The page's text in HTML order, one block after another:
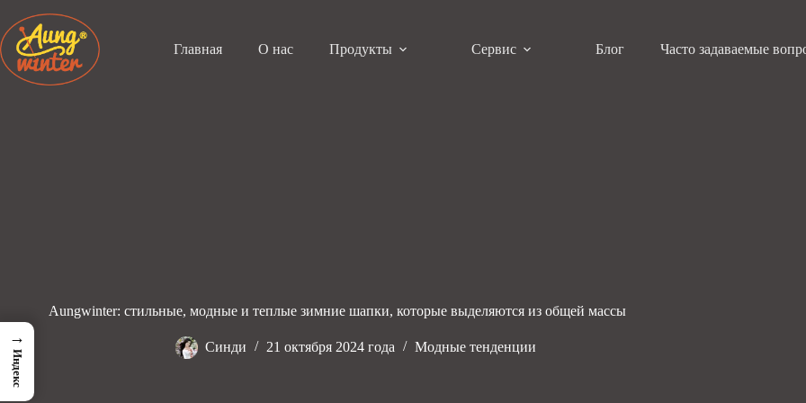
содержанию
Главная О нас Продукты Сервис Блог Часто задаваемые
Aungwinter: стильные, модные и теплые зимние шапки, которые выделяются из общей массы
Синди 21 октября 2024 года Модные тенденции
→
Индекс